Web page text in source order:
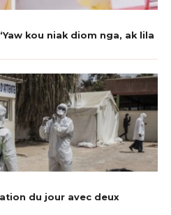
kou niak diom nga, ak lila
du jour avec deux